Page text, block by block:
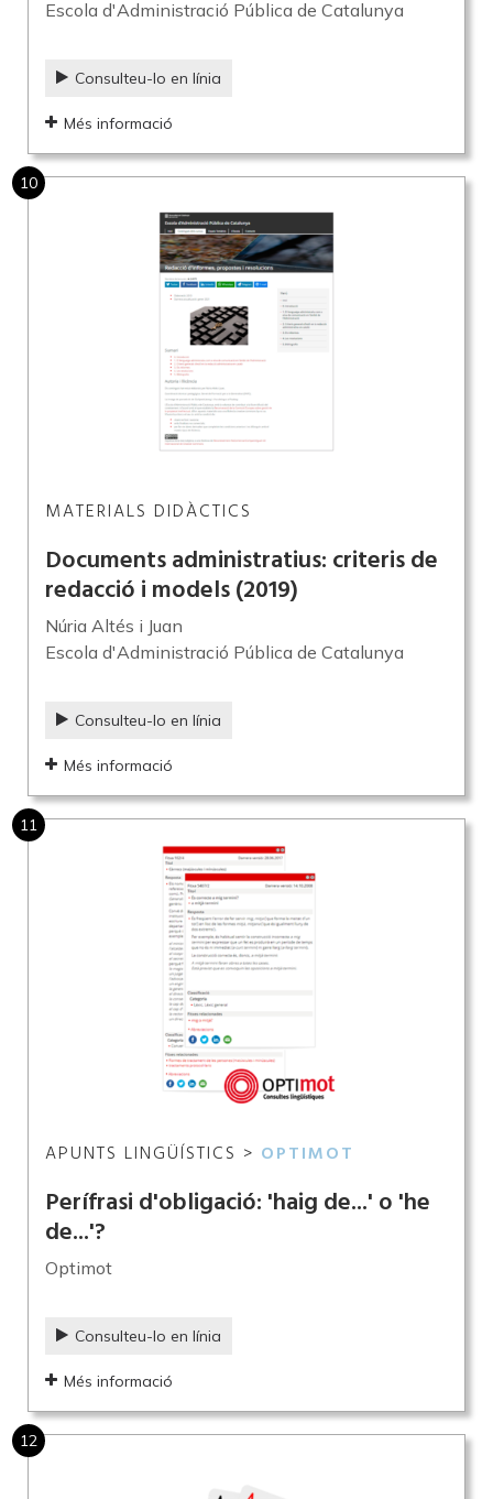
Escola d'Administració Pública de Catalunya
Consulteu-lo en línia
Més informació
10
MATERIALS DIDÀCTICS
Documents administratius: criteris de
redacció i models(2019)
Núria Altés i Juan
Escola d'Administració Pública de Catalunya
Consulteu-lo en línia
Més informació
11
APUNTS LINGÜÍSTICS > OPTIMOT
Perífrasi d'obligació: 'haig de...' o 'he
de...'?
Optimot
Consulteu-lo en línia
Més informació
12